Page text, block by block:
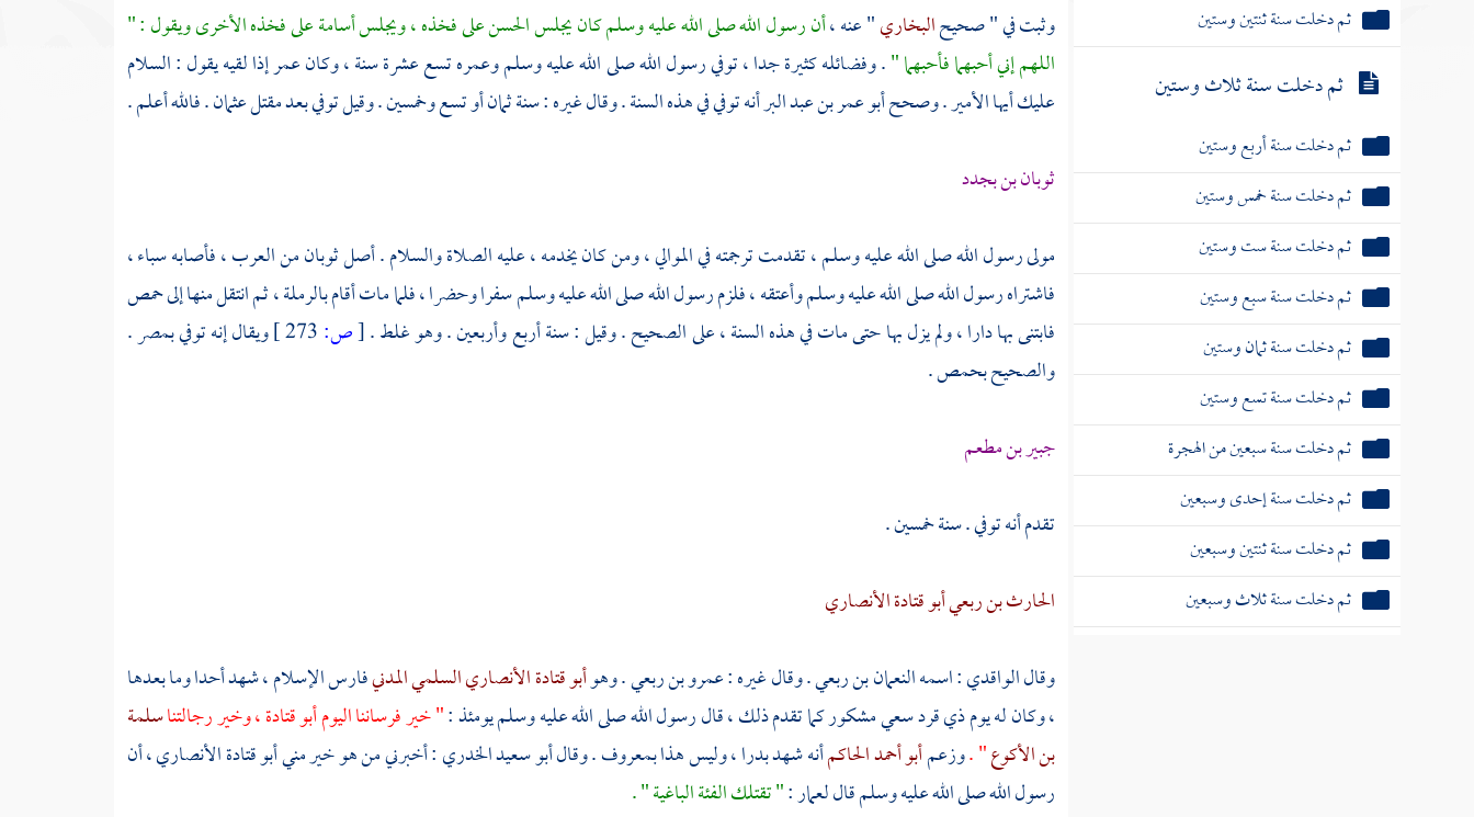
ثم دخلت سنة ثنتين وستين
ثم دخلت سنة ثلاث وستين
ثم دخلت سنة أربع وستين
ثم دخلت سنة خمس وستين
ثم دخلت سنة ست وستين
ثم دخلت سنة سبع وستين
ثم دخلت سنة ثمان وستين
ثم دخلت سنة تسع وستين
ثم دخلت سنة سبعين من الهجرة
ثم دخلت سنة إحدى وسبعين
ثم دخلت سنة ثنتين وسبعين
ثم دخلت سنة ثلاث وسبعين
وثبت في " صحيحالبخاري" عنه ،أن رسول الله صلى الله عليه وسلم كان يجلسالحسنعلى فخذه ، ويجلسأسامةعلى فخذه الأخرى ويقول : "
اللهم إني أحبهما فأحبهما ". وفضائله كثيرة جدا ، توفي رسول الله صلى الله عليه وسلم وعمره تسع عشرة سنة ، وكانعمرإذا لقيه يقول : السلام
عليك أيها الأمير . وصححأبو عمر بن عبد البرأنه توفي في هذه السنة . وقال غيره : سنة ثمان أو تسع وخمسين . وقيل توفي بعد مقتلعثمان. فالله أعلم .
ثوبان بن بجدد
مولى رسول الله صلى الله عليه وسلم ، تقدمت ترجمته في الموالي ، ومن كان يخدمه ، عليه الصلاة والسلام . أصلثوبانمن العرب ، فأصابه سباء ،
فاشتراه رسول الله صلى الله عليه وسلم وأعتقه ، فلزم رسول الله صلى الله عليه وسلم سفرا وحضرا ، فلما مات أقامبالرملة، ثم انتقل منها إلىحمص
فابتنى بها دارا ، ولم يزل بها حتى مات في هذه السنة ، على الصحيح . وقيل : سنة أربع وأربعين . وهو غلط .[ص: ويقال إنه توفيبمصر.
والصحيحبحمص.
جبير بن مطعم
تقدم أنه توفي . سنة خمسين .
الحارث بن ربعي أبو قتادة الأنصاري
وقالالواقدي: اسمهالنعمان بن ربعي. وقال غيره :عمرو بن ربعي. وهوأبو قتادة الأنصاري السلمي المدنيفارس الإسلام ، شهدأحداوما بعدها
، وكان له يومذي قردسعي مشكور كما تقدم ذلك ، قال رسول الله صلى الله عليه وسلم يومئذ :" خير فرساننا اليومأبو قتادة، وخير رجالتناسلمة
بن الأكوع" .وزعمأبو أحمد الحاكمأنه شهدبدرا، وليس هذا بمعروف . وقالأبو سعيد الخدري: أخبرني من هو خير منيأبو قتادة الأنصاري، أن
رسول الله صلى الله عليه وسلم قاللعمار:" تقتلك الفئة الباغية " .